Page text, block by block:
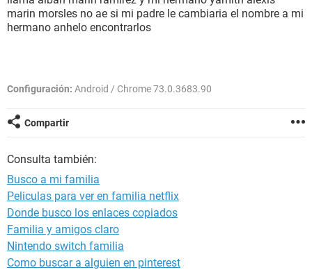
marin morsles no ae si mi padre le cambiaria el nombre a mi
hermano anhelo encontrarlos
Configuración: Android / Chrome 73.0.3683.90
Compartir
Consulta también:
Busco a mi familia
Peliculas para ver en familia netflix
Donde busco los enlaces copiados
Familia y amigos claro
Nintendo switch familia
Como buscar a alguien en pinterest